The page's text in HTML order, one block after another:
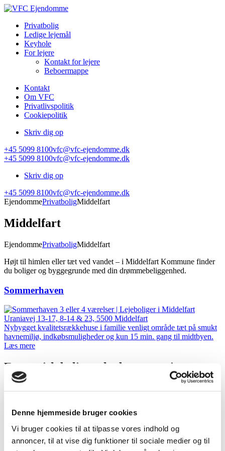
Denne hjemmeside bruger cookies
Vi bruger cookies til at tilpasse vores indhold og
annoncer, til at vise dig funktioner til sociale medier og til
Privatbolig
Ledige lejemål
Keyhole
For lejere
Kontakt for lejere
Beboermappe
Kontakt
Om VFC
Privatlivspolitik
Cookiepolitik
Skriv dig op
+45 5099 8100vfc@vfc-ejendomme.dk
+45 5099 8100vfc@vfc-ejendomme.dk
Skriv dig op
+45 5099 8100vfc@vfc-ejendomme.dk
EjendommePrivatboligMiddelfart
Middelfart
EjendommePrivatboligMiddelfart
Højt til himlen eller tæt ved vandet – i Middelfart Kommune finder
du boliger og byggegrunde med din drømmebeliggenhed.
Sommerhaven
Uraniavej 13-17, 8-14 & 23, 5500 Middelfart
Nybygget kvalitetsrækkehuse i familie venligt område tæt på smukt
havnemiljø, indkøbsmuligheder og kun 15 min. gang til midtbyen.
Læs mere
Fantastisk beliggenhed og et varieret
boligudbud
albuerum, eller du drømmer om at realisere boligdrømmen med
Kort fra tanke til handling